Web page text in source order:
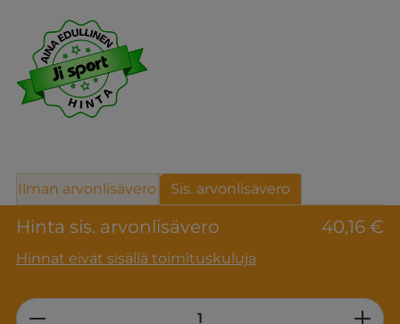
Hinta sis. arvonlisävero 40,16 €
Hinnat eivät sisällä toimituskuluja
Ilman arvonlisävero Sis. arvonlisävero
Product Quantity: Enter the desired